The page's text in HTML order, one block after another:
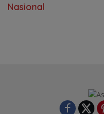
Nasional